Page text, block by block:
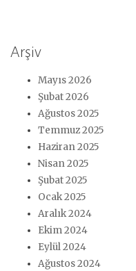
Arşiv
Mayıs 2026
Şubat 2026
Ağustos 2025
Temmuz 2025
Haziran 2025
Nisan 2025
Şubat 2025
Ocak 2025
Aralık 2024
Ekim 2024
Eylül 2024
Ağustos 2024